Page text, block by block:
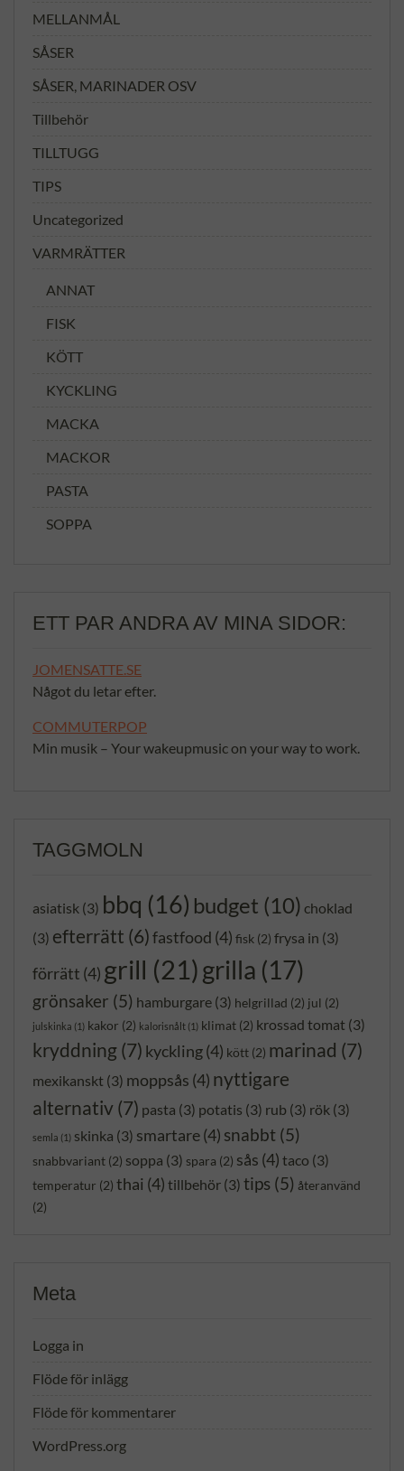
MELLANMÅL
SÅSER
SÅSER, MARINADER OSV
Tillbehör
TILLTUGG
TIPS
Uncategorized
VARMRÄTTER
ANNAT
FISK
KÖTT
KYCKLING
MACKA
MACKOR
PASTA
SOPPA
ETT PAR ANDRA AV MINA SIDOR:
JOMENSATTE.SE
Något du letar efter.
COMMUTERPOP
Min musik – Your wakeupmusic on your way to work.
TAGGMOLN
asiatisk (3) bbq (16) budget (10) choklad
(3) efterrätt (6)fastfood (4) fisk (2) frysa in (3)
förrätt (4) grill (21)grilla (17)
grönsaker (5) hamburgare (3) helgrillad (2) jul (2)
julskinka (1) kakor (2) kalorisnålt (1) klimat (2) krossad tomat (3)
kryddning(7) kyckling(4) kött (2) marinad (7)
mexikanskt (3) moppsås (4) nyttigare
alternativ(7) pasta (3) potatis (3) rub (3) rök (3)
semla (1) skinka (3) smartare(4) snabbt (5)
snabbvariant (2) soppa (3) spara (2) sås (4) taco (3)
temperatur (2) thai (4) tillbehör (3) tips (5) återanvänd
(2)
Meta
Logga in
Flöde för inlägg
Flöde för kommentarer
WordPress.org